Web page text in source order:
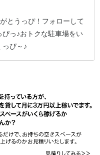
とうっぴ！ フォローして
ぴっ♪おトクな駐車場をい
っぴ～♪